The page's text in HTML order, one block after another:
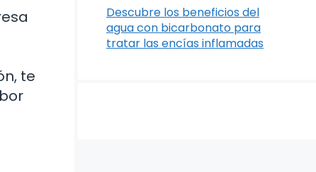
te
Descubre los beneficios del
agua con bicarbonato para
tratar las encías inflamadas